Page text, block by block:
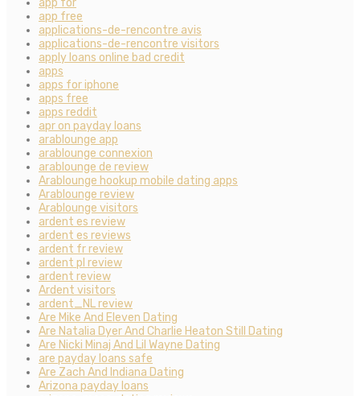
app for
app free
applications-de-rencontre avis
applications-de-rencontre visitors
apply loans online bad credit
apps
apps for iphone
apps free
apps reddit
apr on payday loans
arablounge app
arablounge connexion
arablounge de review
Arablounge hookup mobile dating apps
Arablounge review
Arablounge visitors
ardent es review
ardent es reviews
ardent fr review
ardent pl review
ardent review
Ardent visitors
ardent_NL review
Are Mike And Eleven Dating
Are Natalia Dyer And Charlie Heaton Still Dating
Are Nicki Minaj And Lil Wayne Dating
are payday loans safe
Are Zach And Indiana Dating
Arizona payday loans